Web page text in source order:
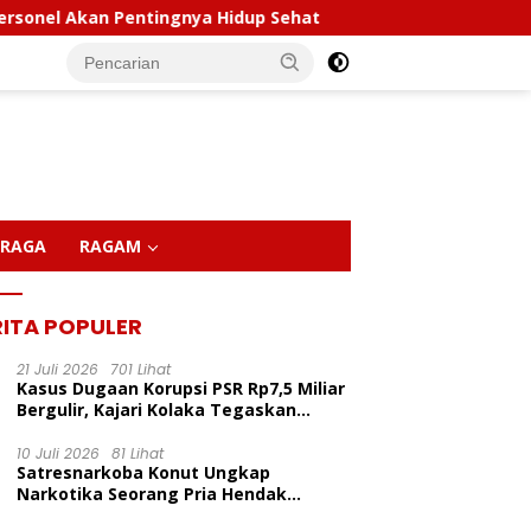
Hidup Sehat Polda Sultra Musnahkan
RAGAM
Inisiasi Program
Kapolda Sultra Pimpin
POPULER
21 Juli 2026 701 Lihat
Kasus Dugaan Korupsi PSR Rp7,5 Miliar
Bergulir, Kajari Kolaka Tegaskan
10 Juli 2026 81 Lihat
Satresnarkoba Konut Ungkap
Narkotika Seorang Pria Hendak